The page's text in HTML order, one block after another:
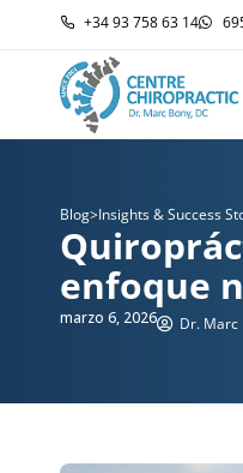
+34 93 758 63 14
Blog>Insights & Success
enfoque
marzo 6, 2026 Dr. Marc